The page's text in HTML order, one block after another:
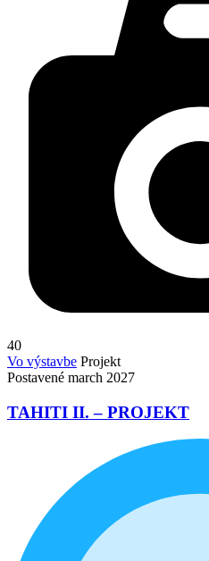
40
Vo výstavbe Projekt
Postavené march 2027
TAHITI II. – PROJEKT